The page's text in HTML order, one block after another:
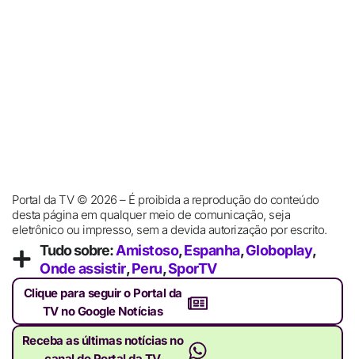
Portal da TV © 2026 – É proibida a reprodução do conteúdo
desta página em qualquer meio de comunicação, seja
eletrônico ou impresso, sem a devida autorização por escrito.
Tudo sobre:Amistoso,Espanha,Globoplay,
Onde assistir,Peru,SporTV
Clique para seguir o Portal da
TV no Google Notícias
Receba as últimas notícias no